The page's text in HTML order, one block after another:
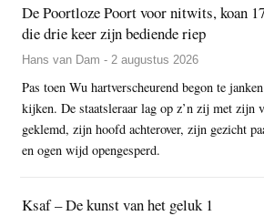
De Poortloze Poort voor nitwits, koan
die drie keer zijn bediende riep
Hans van Dam - 2 augustus 2026
Pas toen Wu hartverscheurend begon te
kijken. De staatsleraar lag op z’n zij met zijn
geklemd, zijn hoofd achterover, zijn gezicht
en ogen wijd opengesperd.
Ksaf – De kunst van het geluk 1